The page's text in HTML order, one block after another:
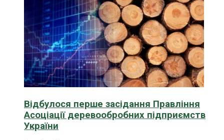
Відбулося перше засідання Правління
Асоціації деревообробних підприємств
України